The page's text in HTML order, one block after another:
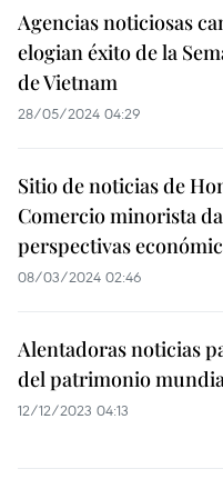
Agencias noticiosas
elogian éxito de la
de Vietnam
28/05/2024 04:29
Sitio de noticias de
Comercio minorista
perspectivas
08/03/2024 02:46
Alentadoras noticias
del patrimonio
12/12/2023 04:13